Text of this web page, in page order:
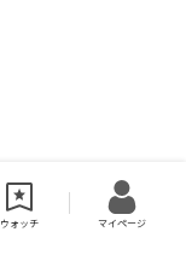
ウォッチ マイページ